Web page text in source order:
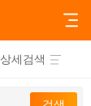
상세검색